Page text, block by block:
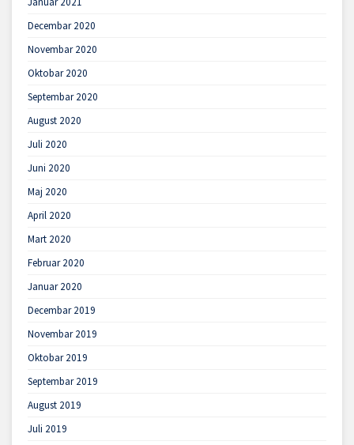
Decembar 2020
Novembar 2020
Oktobar 2020
Septembar 2020
August 2020
Juli 2020
Juni 2020
Maj 2020
April 2020
Mart 2020
Februar 2020
Januar 2020
Decembar 2019
Novembar 2019
Oktobar 2019
Septembar 2019
August 2019
Juli 2019